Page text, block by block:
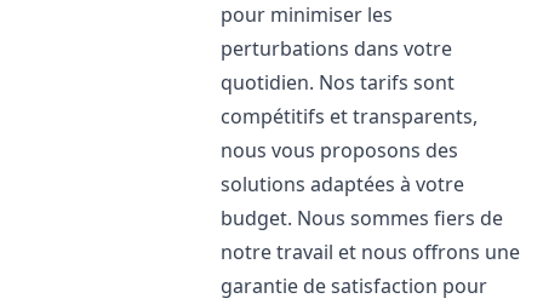
pour minimiser les
perturbations dans votre
quotidien. Nos tarifs sont
compétitifs et transparents,
nous vous proposons des
solutions adaptées à votre
budget. Nous sommes fiers de
notre travail et nous offrons une
garantie de satisfaction pour